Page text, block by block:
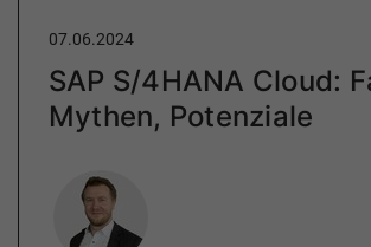
07.06.2024
SAP S/4HANA Cloud:
Mythen, Potenziale
Author